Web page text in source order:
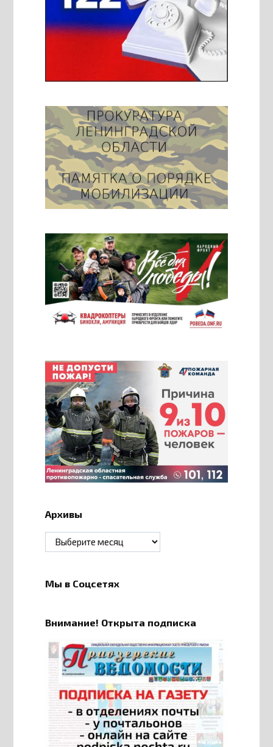
Архивы
Архивы
Мы в Соцсетях
Внимание! Открыта подписка